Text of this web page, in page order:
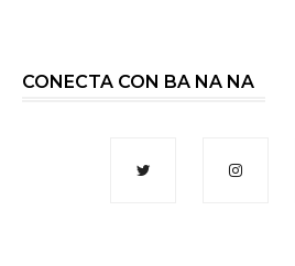
CONECTA CON BA NA NA